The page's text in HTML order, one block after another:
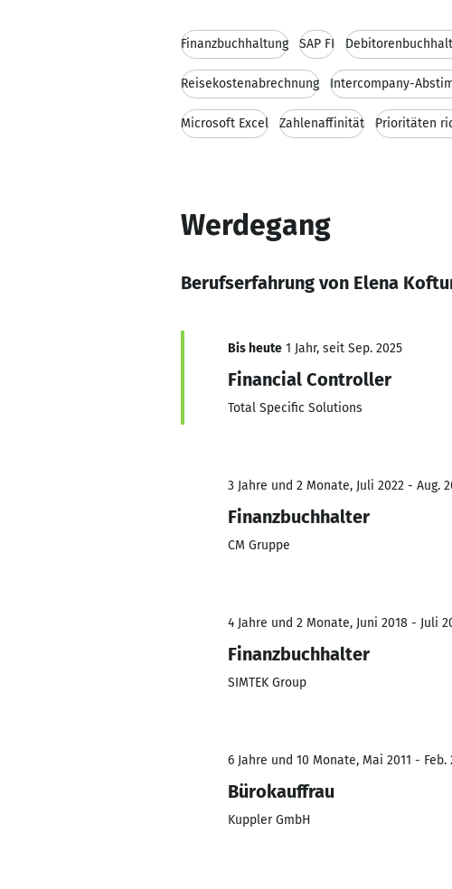
Finanzbuchhaltung SAP FI
Reisekostenabrechnung Intercompany-
Microsoft Excel Zahlenaffinität Prioritäten
Werdegang
Berufserfahrung von Elena
Bis heute 1 Jahr, seit Sep. 2025
Financial Controller
Total Specific Solutions
3 Jahre und 2 Monate, Juli 2022 - Aug.
Finanzbuchhalter
CM Gruppe
4 Jahre und 2 Monate, Juni 2018 - Juli
Finanzbuchhalter
SIMTEK Group
6 Jahre und 10 Monate, Mai 2011 - Feb.
Bürokauffrau
Kuppler GmbH